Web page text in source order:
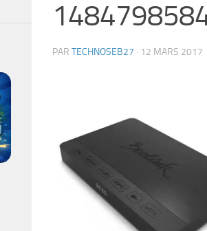
PAR TECHNOSEB27 · 12 MARS 2017